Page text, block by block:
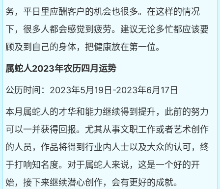
务，平日里应酬客户的机会也很多。在这样的情况
下，很多人都会感觉到疲劳。建议无论多忙都应该要
顾及到自己的身体，把健康放在第一位。
属蛇人2023年农历四月运势
公历时间：2023年5月19日-2023年6月17日
本月属蛇人的才华和能力继续得到提升，此前的努力
可以一并获得回报。尤其从事文职工作或者艺术创作
的人员，作品将得到行业内人士以及大众的认可，终
于打响知名度。对于属蛇人来说，这是一个好的开
始，接下来继续潜心创作，会有更好的成就。